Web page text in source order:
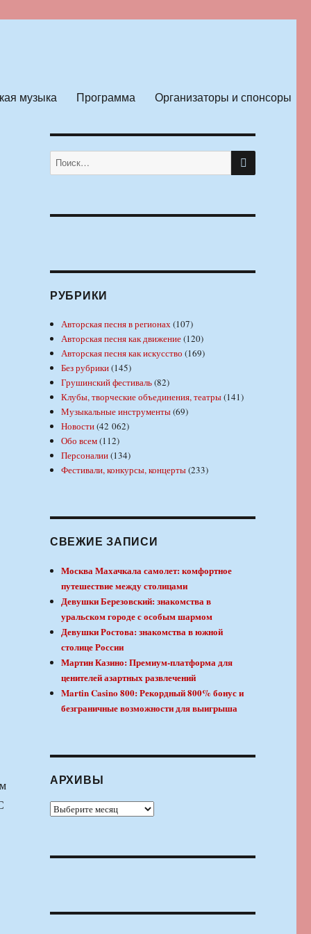
музыка Программа Организаторы и спонсоры
Искать: ПОИСК
РУБРИКИ
Авторская песня в регионах(107)
Авторская песня как движение(120)
Авторская песня как искусство (169)
Без рубрики(145)
Грушинский фестиваль(82)
Клубы, творческие объединения, театры(141)
Музыкальные инструменты(69)
Новости(42 062)
Обо всем(112)
Персоналии(134)
Фестивали, конкурсы, концерты(233)
СВЕЖИЕ ЗАПИСИ
Москва Махачкала самолет: комфортное
путешествие между столицами
Девушки Березовский: знакомства в
уральском городе с особым шармом
Девушки Ростова: знакомства в южной
столице России
Мартин Казино: Премиум-платформа для
ценителей азартных развлечений
Martin Casino 800: Рекордный 800% бонус и
безграничные возможности для выигрыша
АРХИВЫ
Архивы